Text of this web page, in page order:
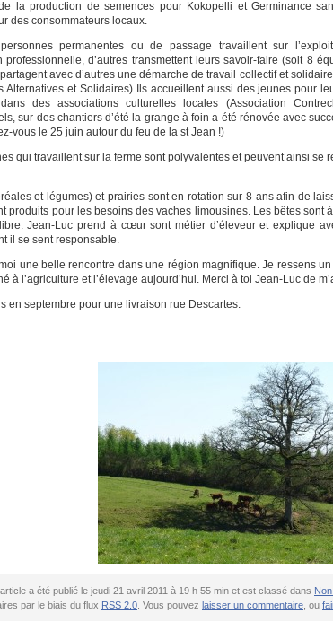
la production de semences pour Kokopelli et Germinance
des consommateurs locaux.
personnes permanentes ou de passage travaillent sur
professionnelle, d’autres transmettent leurs savoir-faire (soit 8
avec d’autres une démarche de travail collectif et
Alternatives et Solidaires) Ils accueillent aussi des jeunes pour
des associations culturelles locales (Association
sur des chantiers d’été la grange à foin a été rénovée avec
vous le 25 juin autour du feu de la st Jean !)
qui travaillent sur la ferme sont polyvalentes et peuvent ainsi se
et légumes) et prairies sont en rotation sur 8 ans afin de
produits pour les besoins des vaches limousines. Les bêtes sont
Jean-Luc prend à cœur sont métier d’éleveur et explique
il se sent responsable.
une belle rencontre dans une région magnifique. Je ressens
à l’agriculture et l’élevage aujourd’hui. Merci à toi Jean-Luc de
en septembre pour une livraison rue Descartes.
a été publié le jeudi 21 avril 2011 à 19 h 55 min et est classé dans
par le biais du flux RSS 2.0 . Vous pouvez laisser un commentaire , ou